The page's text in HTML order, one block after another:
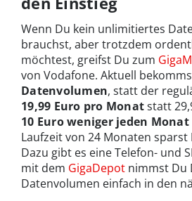
Wenn Du kein unlimitiertes
brauchst, aber trotzdem
möchtest, greifst Du zum
von Vodafone. Aktuell
Datenvolumen, statt der
19,99 Euro pro Monatstatt
10 Euro weniger jeden Monat
Laufzeit von 24 Monaten sparst
Dazu gibt es eine Telefon- und
mit dem GigaDepot nimmst Du
Datenvolumen einfach in den